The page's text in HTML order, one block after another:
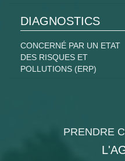
DIAGNOSTICS
CONCERNÉ PAR UN ETAT
DES RISQUES ET
POLLUTIONS (ERP)
PRENDRE